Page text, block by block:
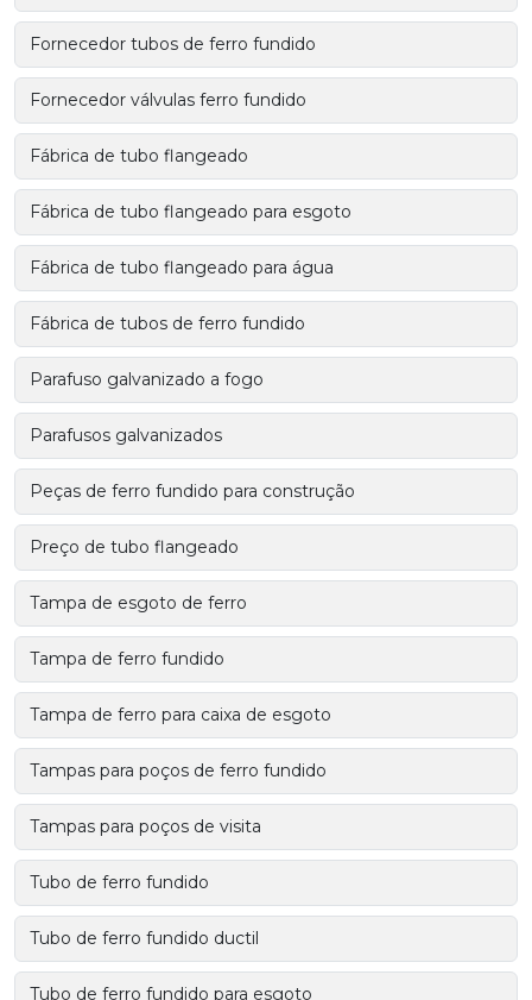
Fornecedor tubos de ferro fundido
Fornecedor válvulas ferro fundido
Fábrica de tubo flangeado
Fábrica de tubo flangeado para esgoto
Fábrica de tubo flangeado para água
Fábrica de tubos de ferro fundido
Parafuso galvanizado a fogo
Parafusos galvanizados
Peças de ferro fundido para construção
Preço de tubo flangeado
Tampa de esgoto de ferro
Tampa de ferro fundido
Tampa de ferro para caixa de esgoto
Tampas para poços de ferro fundido
Tampas para poços de visita
Tubo de ferro fundido
Tubo de ferro fundido ductil
Tubo de ferro fundido para esgoto